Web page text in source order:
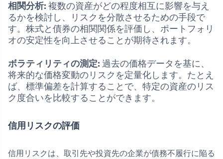
相関分析: 複数の資産がどの程度相互に影響を与え
るかを検討し、リスクを分散させるための手段で
す。株式と債券の相関関係を評価し、ポートフォリ
オの安定性を向上させることが期待されます。
ボラティリティの測定: 過去の価格データを基に、
将来的な価格変動のリスクを定量化します。たとえ
ば、標準偏差を計算することで、特定の資産のリス
ク度合いを比較することができます。
信用リスクの評価
信用リスクは、取引先や投資先の企業が債務不履行に陥る